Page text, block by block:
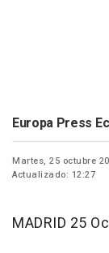
Europa Press
Martes, 25 octubre
Actualizado: 12:27
MADRID 25